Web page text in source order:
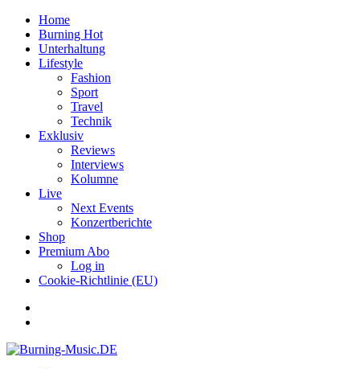
Home
Burning Hot
Unterhaltung
Lifestyle
Fashion
Sport
Travel
Technik
Exklusiv
Reviews
Interviews
Kolumne
Live
Next Events
Konzertberichte
Shop
Premium Abo
Log in
Cookie-Richtlinie (EU)